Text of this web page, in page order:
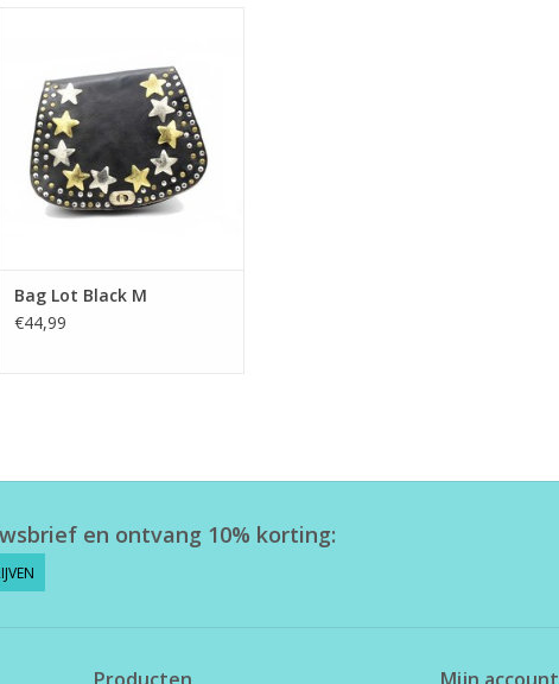
Bag Lot Black M
€44,99
en ontvang 10% korting:
Producten Mijn account